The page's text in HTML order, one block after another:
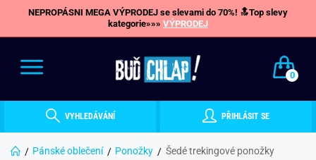
NEPROPÁSNI MEGA VÝPRODEJ se slevami do 70%! 🔝Top slevy
kategorie»»» VÝPRODEJ
0
VYHLEDÁVÁNÍ PŘIHLÁSIT SE
Pánské oblečení Ponožky Šedé trekingové ponožky